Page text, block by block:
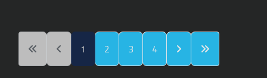
1 2 3 4